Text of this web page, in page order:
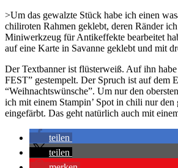
>Um das gewalzte Stück habe ich einen
chiliroten Rahmen geklebt, deren Ränder
Miniwerkzeug für Antikeffekte bearbeitet
auf eine Karte in Savanne geklebt und mit
Der Textbanner ist flüsterweiß. Auf ihn
FEST” gestempelt. Der Spruch ist auf dem
“Weihnachtswünsche”. Um nur den
ich mit einem Stampin’ Spot in chili nur den
eingefärbt. Das geht natürlich auch mit
teilen
teilen